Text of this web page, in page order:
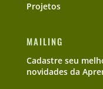
Projetos
MAILING
Cadastre seu
novidades da